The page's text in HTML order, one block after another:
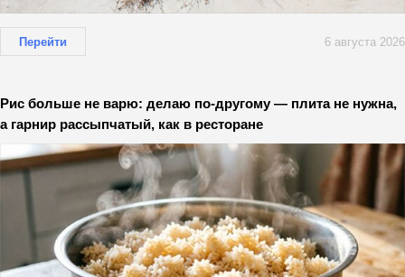
Перейти 6 августа 2026
Рис больше не варю: делаю по-другому — плита не нужна,
а гарнир рассыпчатый, как в ресторане